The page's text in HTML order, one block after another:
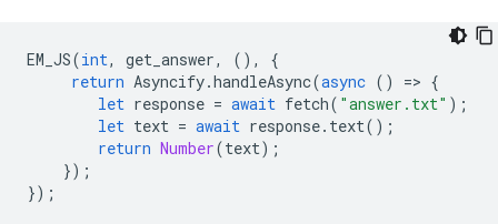
EM_JS(int, get_answer, (),
{
return Asyncify.handleAsync(async () => {
let response = await fetch( "answer.txt" );
let text = await response. text();
return Number(text);
});
});